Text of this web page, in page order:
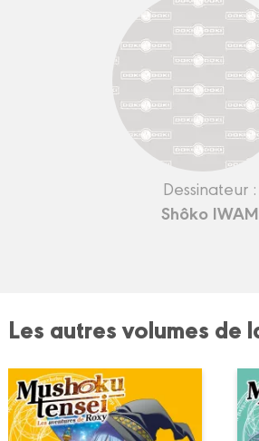
Dessinateur :
Shôko
Les autres volumes de